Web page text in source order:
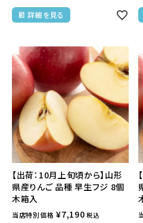
詳細を見る
【出荷：10月上旬頃から】山形
県産りんご 品種 早生フジ 8個
木箱入
当店特別価格 ¥7,190 税込